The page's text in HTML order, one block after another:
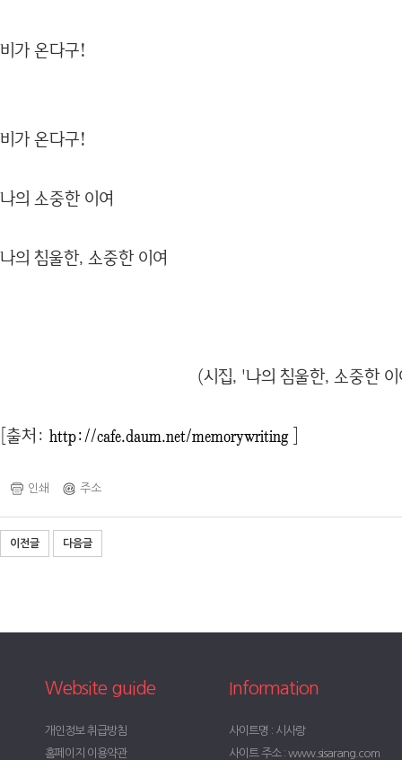
비가 온다구!
비가 온다구!
나의 소중한 이여
나의 침울한, 소중한 이여
(시집, '나의 침울한, 소중한 이여'
[출처: http://cafe.daum.net/memorywriting]
인쇄 주소
이전글 다음글
Website guide
개인정보 취급방침
홈페이지 이용약관
Information
사이트명 : 시사랑
사이트 주소 : www.sisarang.com